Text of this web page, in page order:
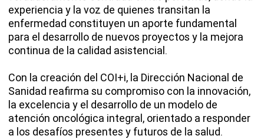
experiencia y la voz de quienes transitan la
enfermedad constituyen un aporte fundamental
para el desarrollo de nuevos proyectos y la mejora
continua de la calidad asistencial.
Con la creación del COI+i, la Dirección Nacional de
Sanidad reafirma su compromiso con la innovación,
la excelencia y el desarrollo de un modelo de
atención oncológica integral, orientado a responder
a los desafíos presentes y futuros de la salud.